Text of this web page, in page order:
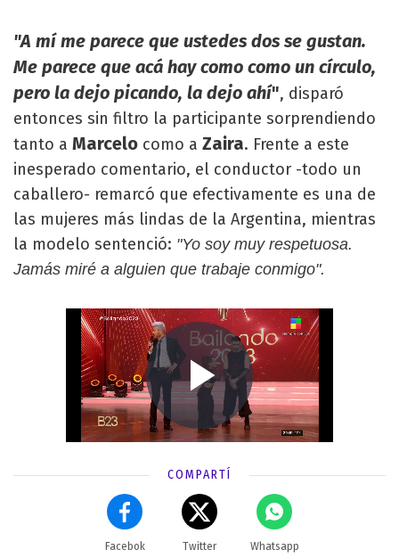
"A mí me parece que ustedes dos se gustan.
Me parece que acá hay como como un círculo,
pero la dejo picando, la dejo ahí", disparó
entonces sin filtro la participante sorprendiendo
tanto a Marcelo como a Zaira. Frente a este
inesperado comentario, el conductor -todo un
caballero- remarcó que efectivamente es una de
las mujeres más lindas de la Argentina, mientras
la modelo sentenció: "Yo soy muy respetuosa.
Jamás miré a alguien que trabaje conmigo".
COMPARTÍ
Facebok Twitter Whatsapp